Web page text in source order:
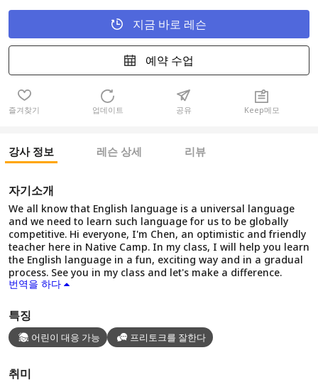
지금 바로 레슨
예약 수업
즐겨찾기 업데이트 공유 Keep메모
강사 정보 레슨 상세 리뷰
자기소개
We all know that English language is a universal language
and we need to learn such language for us to be globally
competitive. Hi everyone, I'm Chen, an optimistic and friendly
teacher here in Native Camp. In my class, I will help you learn
the English language in a fun, exciting way and in a gradual
process. See you in my class and let's make a difference.
번역을 하다
특징
어린이 대응 가능 프리토크를 잘한다
취미